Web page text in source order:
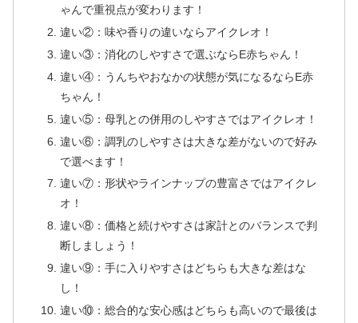
ゃんで重視点が変わります！
違い②：味や香りの違いならアイクレオ！
違い③：消化のしやすさで選ぶならE赤ちゃん！
違い④：うんちやおなかの状態が気になるならE赤
ちゃん！
違い⑤：母乳との併用のしやすさではアイクレオ！
違い⑥：調乳のしやすさは大きな差がないので好み
で選べます！
違い⑦：形状やラインナップの豊富さではアイクレ
オ！
違い⑧：価格と続けやすさは家計とのバランスで判
断しましょう！
違い⑨：手に入りやすさはどちらも大きな差はな
し！
違い⑩：総合的な安心感はどちらも高いので最後は